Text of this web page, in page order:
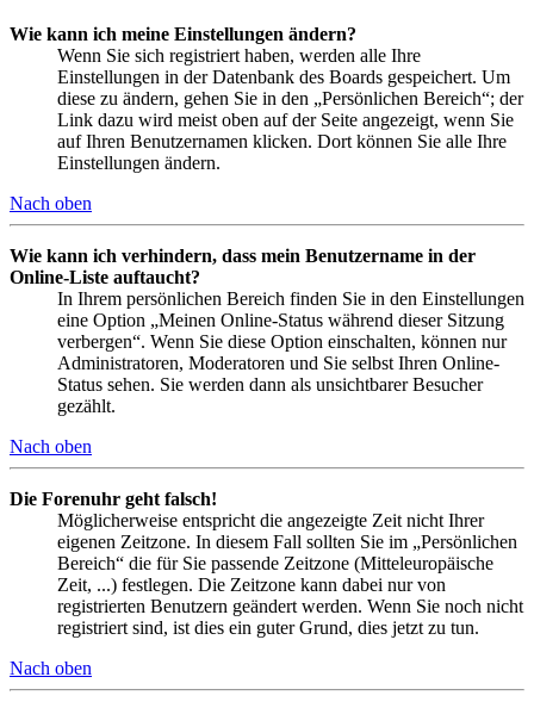
Wie kann ich meine Einstellungen ändern?
Wenn Sie sich registriert haben, werden alle Ihre
Einstellungen in der Datenbank des Boards gespeichert. Um
diese zu ändern, gehen Sie in den „Persönlichen Bereich“; der
Link dazu wird meist oben auf der Seite angezeigt, wenn Sie
auf Ihren Benutzernamen klicken. Dort können Sie alle Ihre
Einstellungen ändern.
Nach oben
Wie kann ich verhindern, dass mein Benutzername in der
Online-Liste auftaucht?
In Ihrem persönlichen Bereich finden Sie in den Einstellungen
eine Option „Meinen Online-Status während dieser Sitzung
verbergen“. Wenn Sie diese Option einschalten, können nur
Administratoren, Moderatoren und Sie selbst Ihren Online-
Status sehen. Sie werden dann als unsichtbarer Besucher
gezählt.
Nach oben
Die Forenuhr geht falsch!
Möglicherweise entspricht die angezeigte Zeit nicht Ihrer
eigenen Zeitzone. In diesem Fall sollten Sie im „Persönlichen
Bereich“ die für Sie passende Zeitzone (Mitteleuropäische
Zeit, ...) festlegen. Die Zeitzone kann dabei nur von
registrierten Benutzern geändert werden. Wenn Sie noch nicht
registriert sind, ist dies ein guter Grund, dies jetzt zu tun.
Nach oben